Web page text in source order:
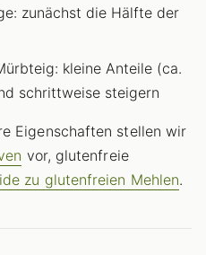
zunächst die Hälfte der
kleine Anteile (ca.
schrittweise steigern
Eigenschaften stellen wir
vor, glutenfreie
zu glutenfreien Mehlen.